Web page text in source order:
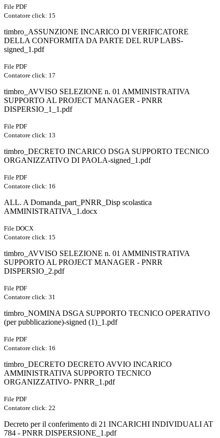
File PDF
Contatore click: 15
timbro_ASSUNZIONE INCARICO DI VERIFICATORE
DELLA CONFORMITA DA PARTE DEL RUP LABS-
signed_1.pdf
File PDF
Contatore click: 17
timbro_AVVISO SELEZIONE n. 01 AMMINISTRATIVA
SUPPORTO AL PROJECT MANAGER - PNRR
DISPERSIO_1_1.pdf
File PDF
Contatore click: 13
timbro_DECRETO INCARICO DSGA SUPPORTO TECNICO
ORGANIZZATIVO DI PAOLA-signed_1.pdf
File PDF
Contatore click: 16
ALL. A Domanda_part_PNRR_Disp scolastica
AMMINISTRATIVA_1.docx
File DOCX
Contatore click: 15
timbro_AVVISO SELEZIONE n. 01 AMMINISTRATIVA
SUPPORTO AL PROJECT MANAGER - PNRR
DISPERSIO_2.pdf
File PDF
Contatore click: 31
timbro_NOMINA DSGA SUPPORTO TECNICO OPERATIVO
(per pubblicazione)-signed (1)_1.pdf
File PDF
Contatore click: 16
timbro_DECRETO DECRETO AVVIO INCARICO
AMMINISTRATIVA SUPPORTO TECNICO
ORGANIZZATIVO- PNRR_1.pdf
File PDF
Contatore click: 22
Decreto per il conferimento di 21 INCARICHI INDIVIDUALI AT
784 - PNRR DISPERSIONE_1.pdf